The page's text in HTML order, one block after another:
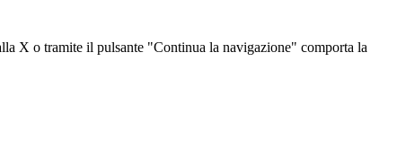
X o tramite il pulsante "Continua la navigazione" comporta la